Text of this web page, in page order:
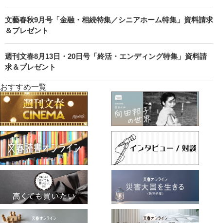
文藝春秋9月号「金融・相続特集／シニアホーム特集」資料請求
＆プレゼント
週刊文春8月13日・20日号「終活・エンディング特集」資料請
求＆プレゼント
おすすめ一覧